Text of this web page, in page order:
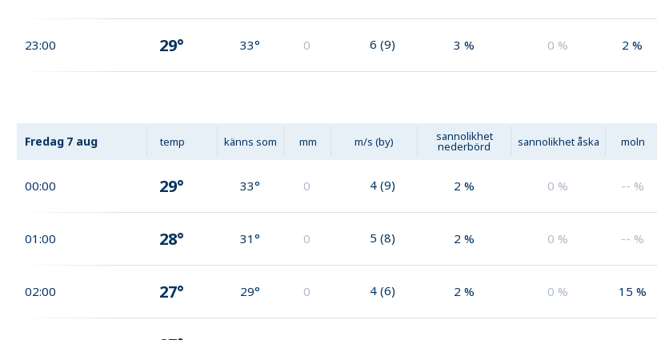
23:00 29° 33° 0 6 (9) 3 % 0 % 2 %
Fredag 7 aug temp känns som mm m/s (by) sannolikhet
nederbörd sannolikhet åska moln
00:00 29° 33° 0 4 (9) 2 % 0 % -- %
01:00 28° 31° 0 5 (8) 2 % 0 % -- %
02:00 27° 29° 0 4 (6) 2 % 0 % 15 %